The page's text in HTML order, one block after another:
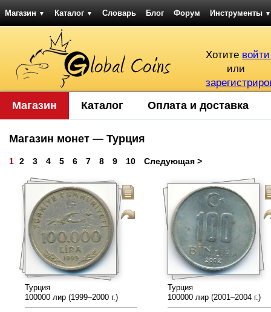
Магазин ▼ Каталог ▼ Словарь Блог Форум Инструменты ▼
Хотите
или
Магазин Каталог Оплата и доставка
Магазин монет — Турция
1 2 3 4 5 6 7 8 9 10 Следующая >
Турция
100000 лир (1999–2000 г.)
Турция
100000 лир (2001–2004 г.)